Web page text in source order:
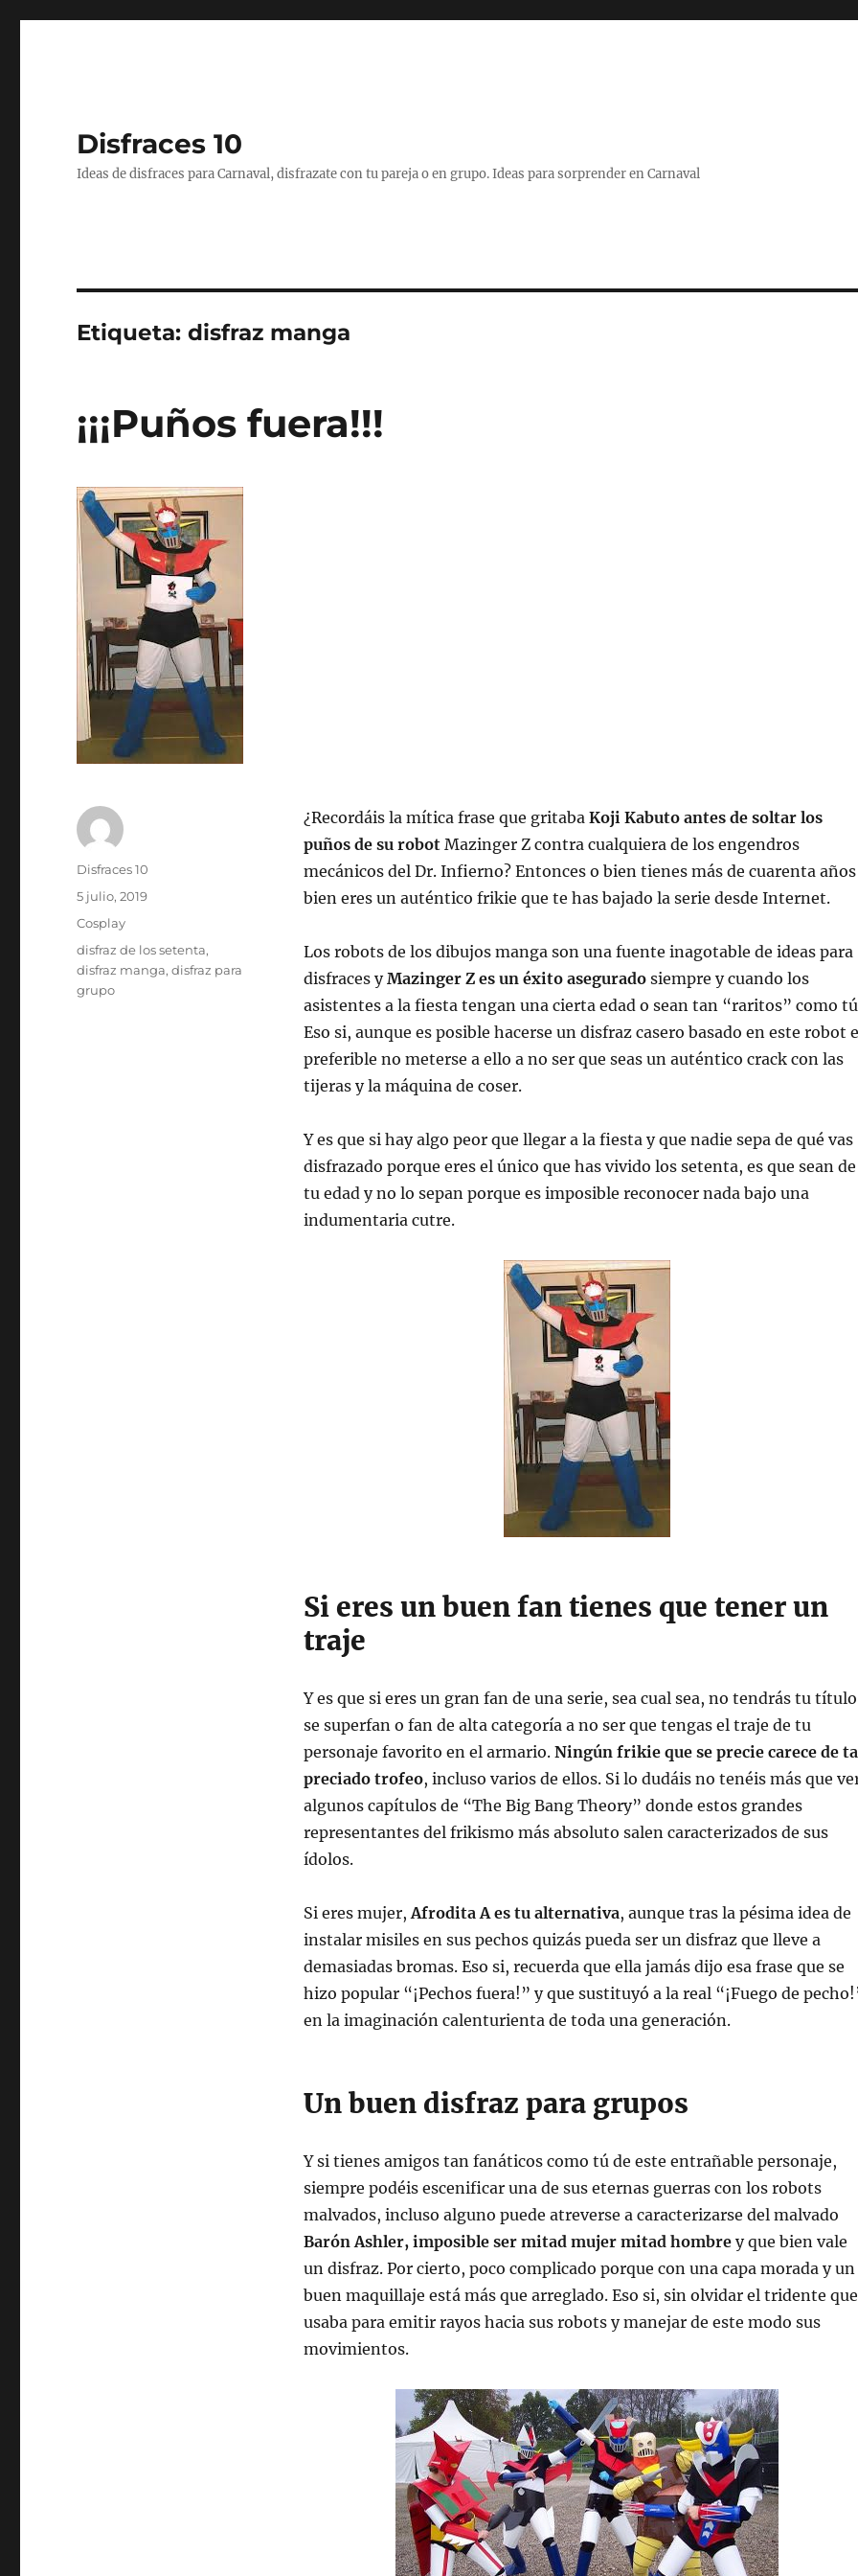
Disfraces 10
Ideas de disfraces para Carnaval, disfrazate con tu pareja o en grupo. Ideas para sorprender en Carnaval
Etiqueta:disfraz manga
¡¡¡Puños fuera!!!
¿Recordáis la mítica frase que gritabaKoji Kabuto antes de soltar los
puños de su robotMazinger Z contra cualquiera de los engendros
mecánicos del Dr. Infierno? Entonces o bien tienes más de cuarenta años
bien eres un auténtico frikie que te has bajado la serie desde Internet.
Los robots de los dibujos manga son una fuente inagotable de ideas para
disfraces yMazinger Z es un éxito aseguradosiempre y cuando los
asistentes a la fiesta tengan una cierta edad o sean tan “raritos” como
Eso si, aunque es posible hacerse un disfraz casero basado en este robot
preferible no meterse a ello a no ser que seas un auténtico crack con las
tijeras y la máquina de coser.
Y es que si hay algo peor que llegar a la fiesta y que nadie sepa de qué vas
disfrazado porque eres el único que has vivido los setenta, es que sean de
tu edad y no lo sepan porque es imposible reconocer nada bajo una
indumentaria cutre.
Si eres un buen fan tienes que tener un
traje
Y es que si eres un gran fan de una serie, sea cual sea, no tendrás tu título
se superfan o fan de alta categoría a no ser que tengas el traje de tu
personaje favorito en el armario. Ningún frikie que se precie carece de
preciado trofeo, incluso varios de ellos. Si lo dudáis no tenéis más que
algunos capítulos de “The Big Bang Theory” donde estos grandes
representantes del frikismo más absoluto salen caracterizados de sus
ídolos.
Si eres mujer, Afrodita A es tu alternativa, aunque tras la pésima idea de
instalar misiles en sus pechos quizás pueda ser un disfraz que lleve a
demasiadas bromas. Eso si, recuerda que ella jamás dijo esa frase que se
hizo popular “¡Pechos fuera!” y que sustituyó a la real “¡Fuego de
en la imaginación calenturienta de toda una generación.
Un buen disfraz para grupos
Y si tienes amigos tan fanáticos como tú de este entrañable personaje,
siempre podéis escenificar una de sus eternas guerras con los robots
malvados, incluso alguno puede atreverse a caracterizarse del malvado
Barón Ashler, imposible ser mitad mujer mitad hombrey que bien vale
un disfraz. Por cierto, poco complicado porque con una capa morada y un
buen maquillaje está más que arreglado. Eso si, sin olvidar el tridente que
usaba para emitir rayos hacia sus robots y manejar de este modo sus
movimientos.
Autor
Disfraces 10
Publicado
5 julio, 2019
Categorías
Cosplay
Etiquetas
disfraz de los setenta,
disfraz manga,disfraz para
grupo